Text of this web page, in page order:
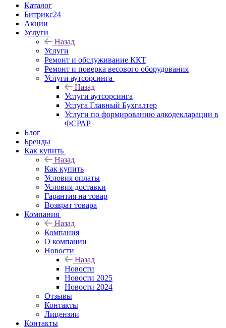
Каталог
Битрикс24
Акции
Услуги
Назад
Услуги
Ремонт и обслуживание ККТ
Ремонт и поверка весового оборудования
Услуги аутсорсинга
Назад
Услуги аутсорсинга
Услуга Главный Бухгалтер
Услуги по формированию алкодекларации в
ФСРАР
Блог
Бренды
Как купить
Назад
Как купить
Условия оплаты
Условия доставки
Гарантия на товар
Возврат товара
Компания
Назад
Компания
О компании
Новости
Назад
Новости
Новости 2025
Новости 2024
Отзывы
Контакты
Лицензии
Контакты